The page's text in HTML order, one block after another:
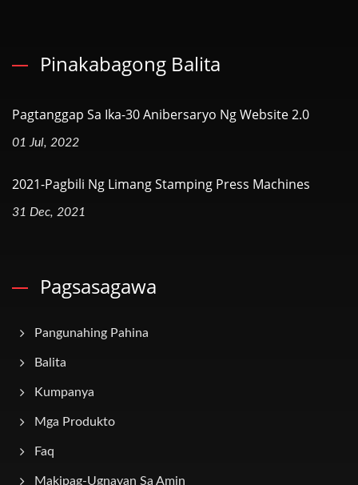
Pinakabagong Balita
Pagtanggap Sa Ika-30 Anibersaryo Ng Website 2.0
01 Jul, 2022
2021-Pagbili Ng Limang Stamping Press Machines
31 Dec, 2021
Pagsasagawa
Pangunahing Pahina
Balita
Kumpanya
Mga Produkto
Faq
Makipag-Ugnayan Sa Amin